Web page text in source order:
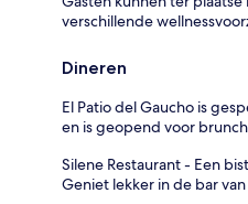
verschillende
Dineren
El Patio del Gaucho is
en is geopend voor
Silene Restaurant - Een
Geniet lekker in de bar